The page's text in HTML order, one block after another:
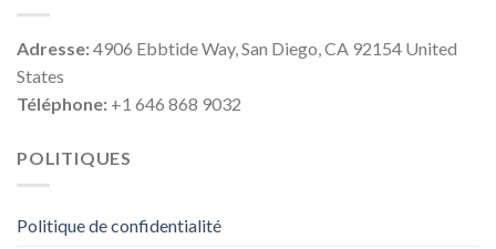
Adresse:4906 Ebbtide Way, San Diego, CA 92154 United
States
Téléphone: +1 646 868 9032
POLITIQUES
Politique de confidentialité